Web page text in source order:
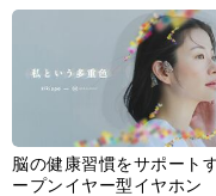
脳の健康習慣をサポート
ープンイヤー型イヤホン